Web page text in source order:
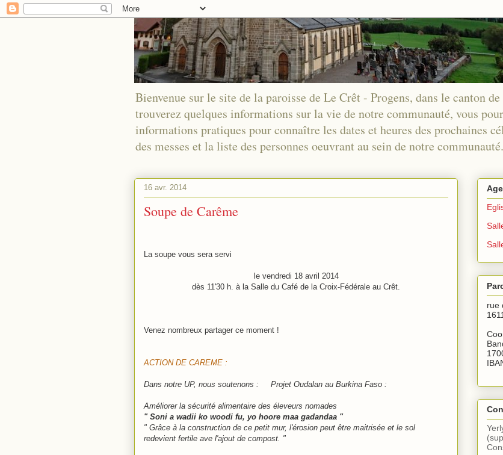
Bienvenue sur le site de la paroisse de Le Crêt - Progens, dans le canton
trouverez quelques informations sur la vie de notre communauté, vous
informations pratiques pour connaître les dates et heures des prochaines
des messes et la liste des personnes oeuvrant au sein de notre communauté.
16 avr. 2014
Soupe de Carême
La soupe vous sera servi
le vendredi 18 avril 2014
dès 11'30 h. à la Salle du Café de la Croix-Fédérale au Crêt.
Venez nombreux partager ce moment !
ACTION DE CAREME :
Dans notre UP, nous soutenons : Projet Oudalan au Burkina Faso :
Améliorer la sécurité alimentaire des éleveurs nomades
" Soni a wadii ko woodi fu, yo hoore maa gadandaa "
" Grâce à la construction de ce petit mur, l'érosion peut être maitrisée et le sol
redevient fertile ave l'ajout de compost. "
rue